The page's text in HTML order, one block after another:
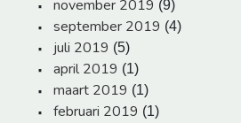
november 2019 (9)
september 2019 (4)
juli 2019 (5)
april 2019 (1)
maart 2019 (1)
februari 2019 (1)